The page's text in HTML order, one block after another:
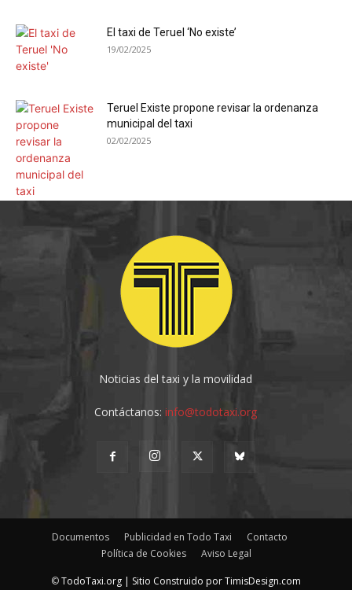
El taxi de Teruel ‘No existe’
19/02/2025
Teruel Existe propone revisar la ordenanza
municipal del taxi
02/02/2025
Noticias del taxi y la movilidad
Contáctanos:info@todotaxi.org
Documentos Publicidad en Todo Taxi
Contacto
Política de Cookies
Aviso Legal
©TodoTaxi.org | Sitio Construido porTimisDesign.com